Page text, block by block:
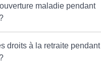
maladie pendant
droits à la retraite pendant